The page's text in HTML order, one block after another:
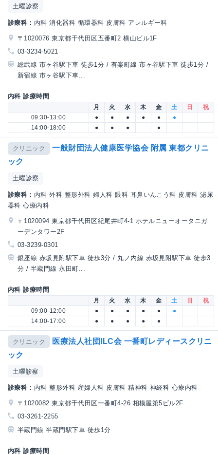
土曜診察
診療科： 内科 消化器科 循環器科 皮膚科 アレルギー科
〒1020076 東京都千代田区五番町2 横山ビル1F
03-3234-5021
総武線 市ヶ谷駅下車 徒歩1分 / 有楽町線 市ヶ谷駅下車 徒歩1分 /
新宿線 市ヶ谷駅下車...
内科 診療時間
月 火 水 木 金 土 日
祝
09:30-13:00
● ● ● ● ●
●
14:00-18:00
● ● ● ●
クリニック
一般財団法人健康医学協会 附属 東都クリニ
ック
土曜診察
診療科： 内科 外科 整形外科 婦人科 眼科 耳鼻いんこう科 皮膚科 泌尿
器科 心療内科
〒1020094 東京都千代田区紀尾井町4-1 ホテルニューオータニガ
ーデンタワー2F
03-3239-0301
銀座線 赤坂見附駅下車 徒歩3分 / 丸ノ内線 赤坂見附駅下車 徒歩3
分 / 半蔵門線 永田町...
内科 診療時間
月 火 水 木 金 土 日
祝
09:00-12:00
● ● ● ● ●
●
14:00-17:00
● ● ● ● ●
クリニック
医療法人社団ILC会 一番町レディースクリニ
ック
土曜診察
診療科： 内科 整形外科 産婦人科 皮膚科 精神科 神経科 心療内科
〒1020082 東京都千代田区一番町4-26 相模屋第5ビル2F
03-3261-2255
半蔵門線 半蔵門駅下車 徒歩1分
内科 診療時間